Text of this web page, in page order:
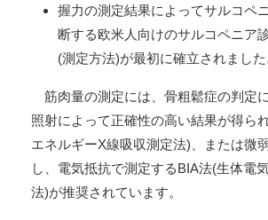
握力の測定結果によってサルコペ
断する欧米人向けのサルコペニア
(測定方法)が最初に確立されました
筋肉量の測定には、骨粗鬆症の判定
照射によって正確性の高い結果が得ら
エネルギーX線吸収測定法)、または微
し、電気抵抗で測定するBIA法(生体電
法)が推奨されています。